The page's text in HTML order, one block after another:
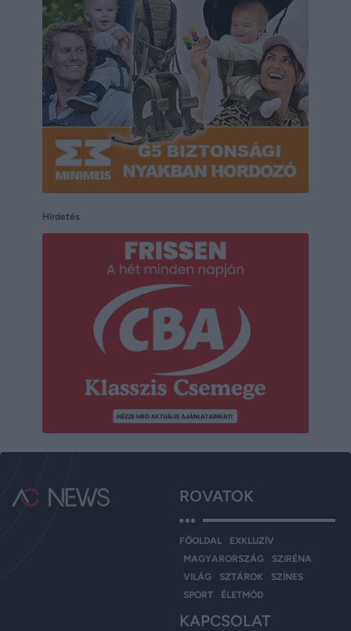
Hirdetés
ROVATOK
FŐOLDAL
EXKLUZÍV
MAGYARORSZÁG
SZIRÉNA
VILÁG
SZTÁROK
SZÍNES
SPORT
ÉLETMÓD
KAPCSOLAT